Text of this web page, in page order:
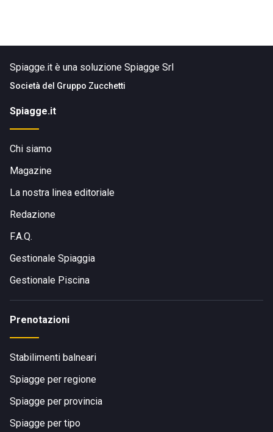
Spiagge.it è una soluzione Spiagge Srl
Società del Gruppo Zucchetti
Spiagge.it
Chi siamo
Magazine
La nostra linea editoriale
Redazione
F.A.Q.
Gestionale Spiaggia
Gestionale Piscina
Prenotazioni
Stabilimenti balneari
Spiagge per regione
Spiagge per provincia
Spiagge per tipo